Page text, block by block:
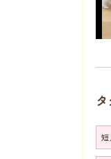
短